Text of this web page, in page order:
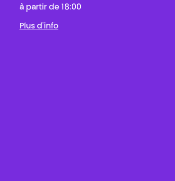
à partir de 18:00
Plus d'info